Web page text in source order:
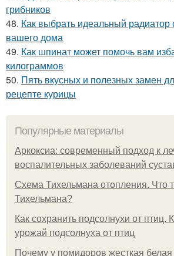
грибников
48. Как выбрать идеальный радиатор
вашего дома
49. Как шпинат может помочь вам
килограммов
50. Пять вкусных и полезных замен
рецепте курицы
Популярные материалы
Аркоксиа: современный подход к
воспалительных заболеваний
Схема Тихельмана отопления. Что
Тихельмана?
Как сохранить подсолнухи от птиц.
урожай подсолнуха от птиц
Почему у помидоров жесткая